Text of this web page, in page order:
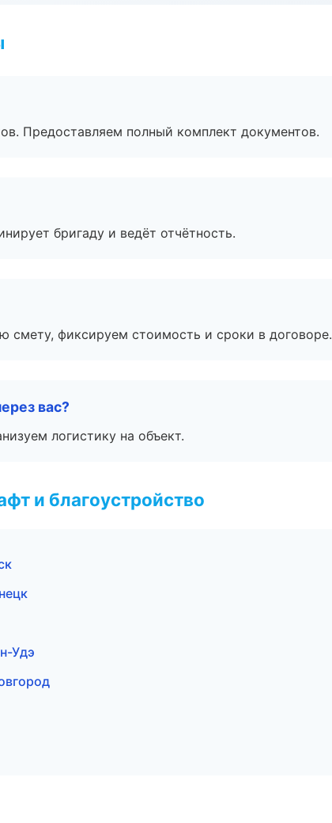
Предоставляем полный комплект документов.
бригаду и ведёт отчётность.
смету, фиксируем стоимость и сроки в договоре.
вас?
логистику на объект.
и благоустройство
Удэ